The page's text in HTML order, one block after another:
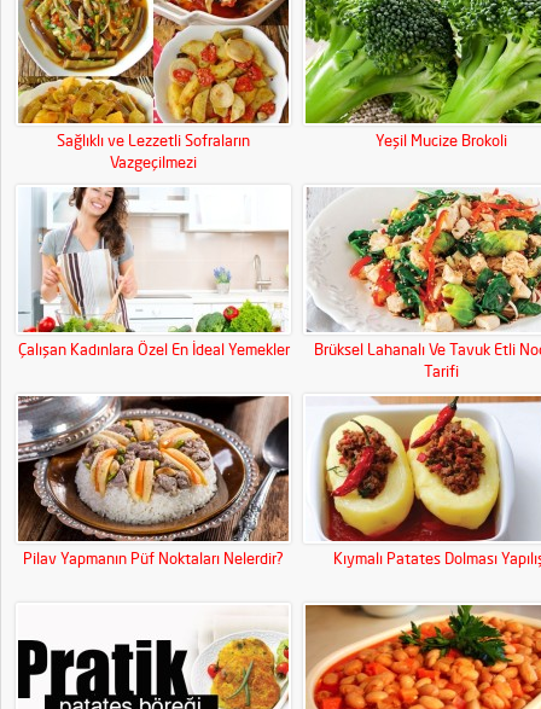
Sağlıklı ve Lezzetli Sofraların
Vazgeçilmezi
Yeşil Mucize Brokoli
Çalışan Kadınlara Özel En İdeal Yemekler
Brüksel Lahanalı Ve Tavuk Etli
Tarifi
Pilav Yapmanın Püf Noktaları Nelerdir? Kıymalı Patates Dolması